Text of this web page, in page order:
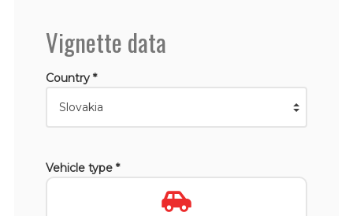
Vignette data
Country *
Vehicle type *